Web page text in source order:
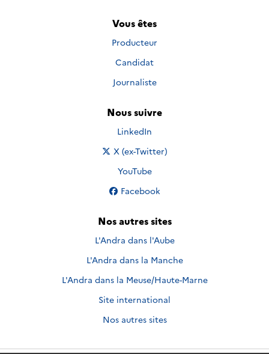
Vous êtes
Producteur
Candidat
Journaliste
Nous suivre
Nous suivre sur
LinkedIn
Nous suivre sur
X (ex-Twitter)
Nous suivre sur
YouTube
Nous suivre sur
Facebook
Nos autres sites
L'Andra dans l'Aube
L'Andra dans la Manche
L'Andra dans la Meuse/Haute-Marne
Site international
Nos autres sites